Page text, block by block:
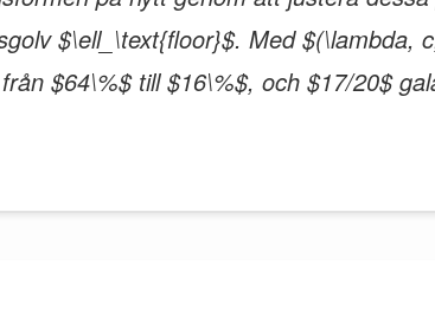
$\ell_\text{floor}$. Med
$64\%$ till $16\%$, och $17/20$